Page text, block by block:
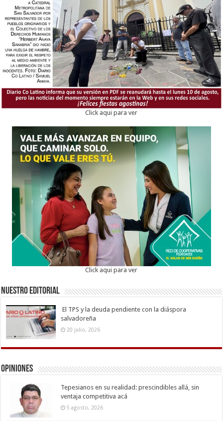
Click aqui para ver
Click aqui para ver
Nuestro Editorial
El TPS y la deuda pendiente con la diáspora
salvadoreña
20 julio, 2026
Opiniones
Tepesianos en su realidad: prescindibles allá, sin
ventaja competitiva acá
5 agosto, 2026